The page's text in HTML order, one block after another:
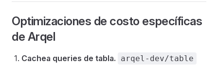
Optimizaciones de costo específicas
de Arqel
Cachea queries de tabla. arqel-dev/table